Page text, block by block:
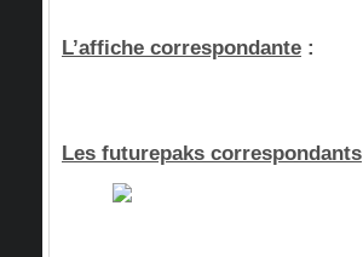
L’affiche correspondante :
Les futurepaks correspondants